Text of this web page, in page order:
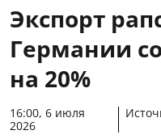
Экспорт
Германии
на 20%
16:00, 6 июля
2026